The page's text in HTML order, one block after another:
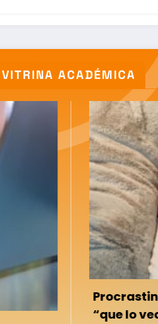
VITRINA ACADÉMICA
Procrastinar o
“que lo vea mi yo del